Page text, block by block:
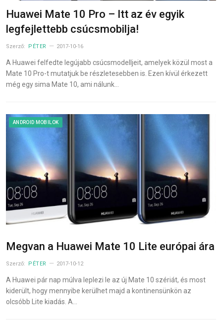
Huawei Mate 10 Pro – Itt az év egyik
legfejlettebb csúcsmobilja!
Szerző: PÉTER 2017-10-16
A Huawei felfedte legújabb csúcsmodelljeit, amelyek közül most a
Mate 10 Pro-t mutatjuk be részletesebben is. Ezen kívül érkezett
még egy sima Mate 10, ami nálunk…
ANDROID MOBILOK
Megvan a Huawei Mate 10 Lite európai ára
Szerző: PÉTER 2017-10-12
A Huawei pár nap múlva leplezi le az új Mate 10 szériát, és most
kiderült, hogy mennyibe kerülhet majd a kontinensünkön az
olcsóbb Lite kiadás. A…